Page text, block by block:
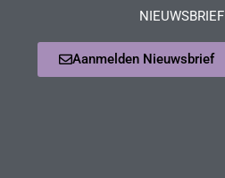
NIEUWSBRIEF
Aanmelden Nieuwsbrief